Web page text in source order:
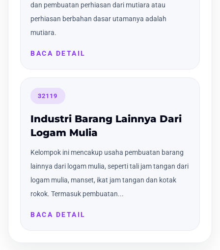
dan pembuatan perhiasan dari mutiara atau
perhiasan berbahan dasar utamanya adalah
mutiara.
BACA DETAIL
32119
Industri Barang Lainnya Dari
Logam Mulia
Kelompok ini mencakup usaha pembuatan barang
lainnya dari logam mulia, seperti tali jam tangan dari
logam mulia, manset, ikat jam tangan dan kotak
rokok. Termasuk pembuatan...
BACA DETAIL